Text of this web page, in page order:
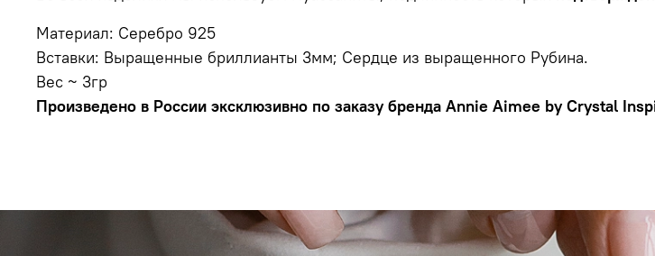
Материал: Серебро 925
Вставки: Выращенные бриллианты 3мм; Сердце из выращенного Рубина.
Вес ~ 3гр
Произведено в России эксклюзивно по заказу бренда Annie Aimee by Crystal